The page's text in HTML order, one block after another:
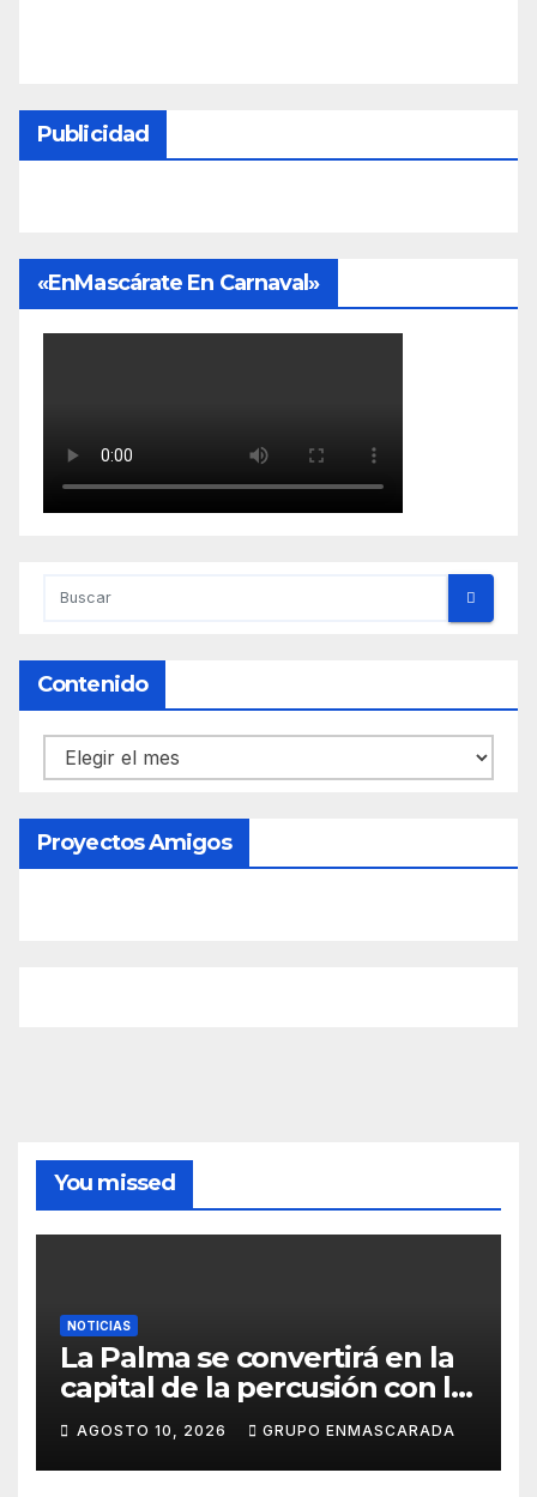
Publicidad
«EnMascárate En Carnaval»
Contenido
Contenido
Proyectos Amigos
You missed
NOTICIAS
La Palma se convertirá en la
capital de la percusión con la
décima edición del Batucada
Fest
AGOSTO 10, 2026 GRUPO ENMASCARADA